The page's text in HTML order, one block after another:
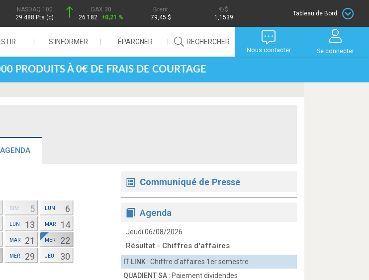
NASDAQ 100
29 488 Pts (c)
DAX 30
26 182
+0,21 %
Brent
79,45 $
/$
1,1539
Tableau de Bord
S'INFORMER ÉPARGNER RECHERCHER
Nous contacter Se connecter
PRODUITS À 0€ DE FRAIS DE COURTAGE
AGENDA
DIM 5 LUN 6
LUN 13 MAR 14
MAR 21 MER 22
MER 29 JEU 30
Communiqué de Presse
Agenda
Jeudi 06/08/2026
Résultat - Chiffres d'affaires
IT LINK : Chiffre d'affaires 1er semestre
QUADIENT SA : Paiement dividendes